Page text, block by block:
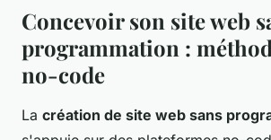
Concevoir son site web
programmation :
no-code
La création de site web sans